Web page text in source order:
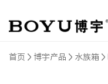
首页 博宇产品 水族箱